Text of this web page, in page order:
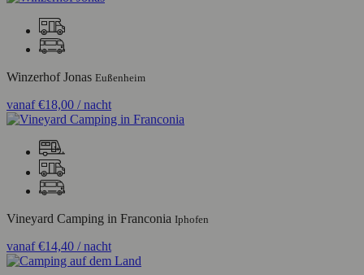
Winzerhof Jonas Eußenheim
vanaf€18,00 / nacht
Vineyard Camping in Franconia Iphofen
vanaf€14,40 / nacht